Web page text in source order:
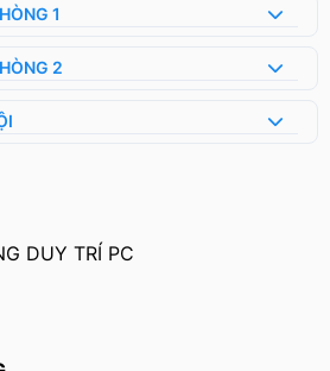
1
2
DUY TRÍ PC